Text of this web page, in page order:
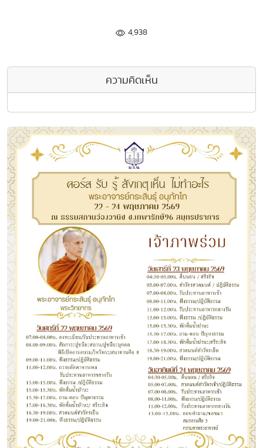
4,938
ความคิดเห็น